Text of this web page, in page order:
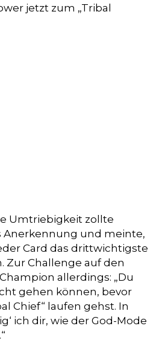
jetzt zum „Tribal
Umtriebigkeit zollte
Anerkennung und meinte,
Card das drittwichtigste
Zur Challenge auf den
allerdings: „Du
gehen können, bevor
Chief“ laufen gehst. In
ich dir, wie der God-Mode